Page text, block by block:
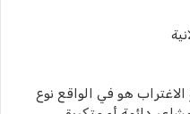
هو في الواقع نوع